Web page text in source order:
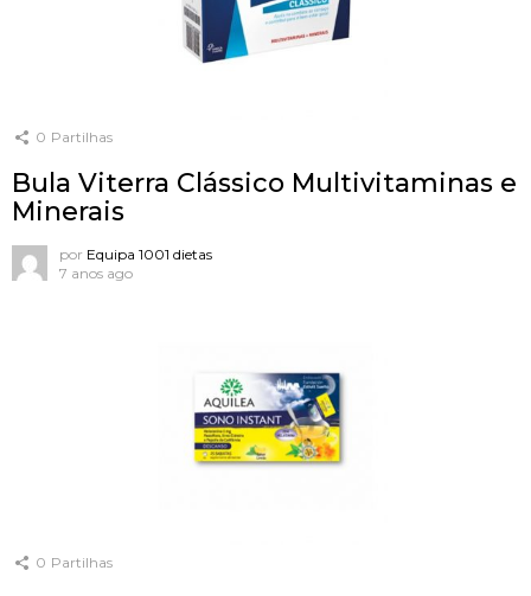
0 Partilhas
Bula Viterra Clássico Multivitaminas e
Minerais
por Equipa 1001 dietas
7 anos ago
0 Partilhas